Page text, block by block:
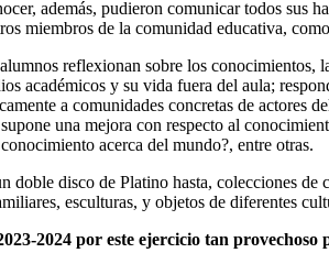
además, pudieron comunicar todos sus
miembros de la comunidad educativa,
reflexionan sobre los conocimientos,
académicos y su vida fuera del aula;
a comunidades concretas de actores
una mejora con respecto al
acerca del mundo?, entre otras.
doble disco de Platino hasta, colecciones de
esculturas, y objetos de diferentes
2024 por este ejercicio tan provechoso